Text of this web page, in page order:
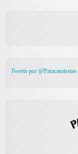
Tweets por @Paracamisetas